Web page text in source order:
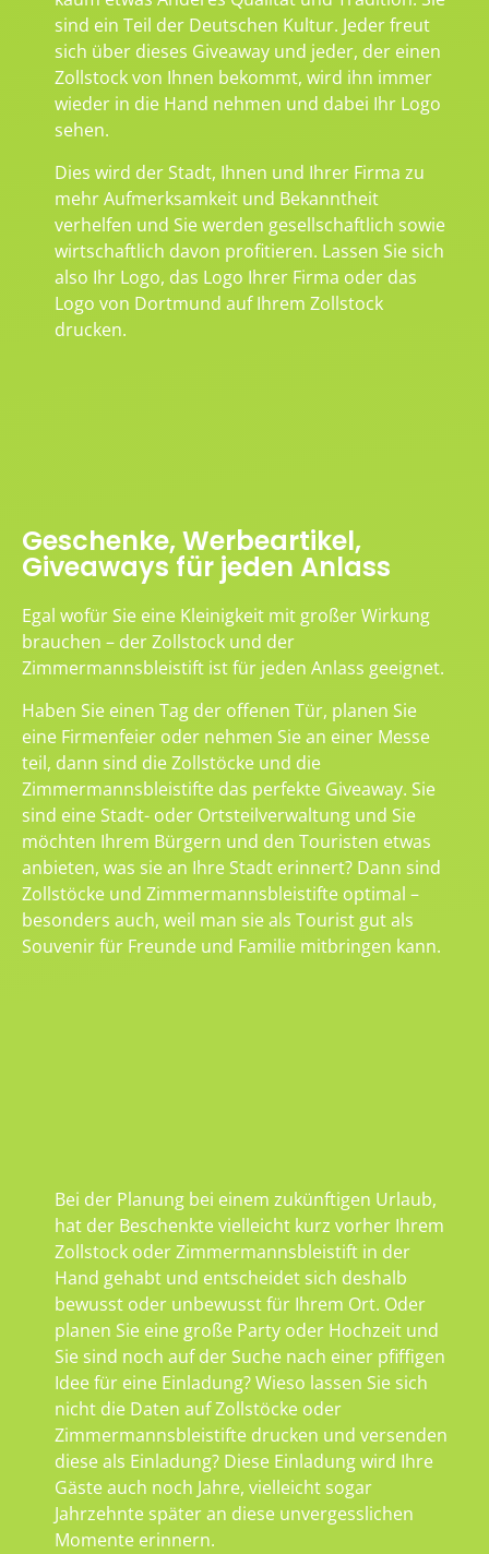
sind ein Teil der Deutschen Kultur. Jeder freut
sich über dieses Giveaway und jeder, der einen
Zollstock von Ihnen bekommt, wird ihn immer
wieder in die Hand nehmen und dabei Ihr Logo
sehen.
Dies wird der Stadt, Ihnen und Ihrer Firma zu
mehr Aufmerksamkeit und Bekanntheit
verhelfen und Sie werden gesellschaftlich sowie
wirtschaftlich davon profitieren. Lassen Sie sich
also Ihr Logo, das Logo Ihrer Firma oder das
Logo von Dortmund auf Ihrem Zollstock
drucken.
Geschenke, Werbeartikel,
Giveaways für jeden Anlass
Egal wofür Sie eine Kleinigkeit mit großer Wirkung
brauchen – der Zollstock und der
Zimmermannsbleistift ist für jeden Anlass geeignet.
Haben Sie einen Tag der offenen Tür, planen Sie
eine Firmenfeier oder nehmen Sie an einer Messe
teil, dann sind die Zollstöcke und die
Zimmermannsbleistifte das perfekte Giveaway. Sie
sind eine Stadt- oder Ortsteilverwaltung und Sie
möchten Ihrem Bürgern und den Touristen etwas
anbieten, was sie an Ihre Stadt erinnert? Dann sind
Zollstöcke und Zimmermannsbleistifte optimal –
besonders auch, weil man sie als Tourist gut als
Souvenir für Freunde und Familie mitbringen kann.
Bei der Planung bei einem zukünftigen Urlaub,
hat der Beschenkte vielleicht kurz vorher Ihrem
Zollstock oder Zimmermannsbleistift in der
Hand gehabt und entscheidet sich deshalb
bewusst oder unbewusst für Ihrem Ort. Oder
planen Sie eine große Party oder Hochzeit und
Sie sind noch auf der Suche nach einer pfiffigen
Idee für eine Einladung? Wieso lassen Sie sich
nicht die Daten auf Zollstöcke oder
Zimmermannsbleistifte drucken und versenden
diese als Einladung? Diese Einladung wird Ihre
Gäste auch noch Jahre, vielleicht sogar
Jahrzehnte später an diese unvergesslichen
Momente erinnern.